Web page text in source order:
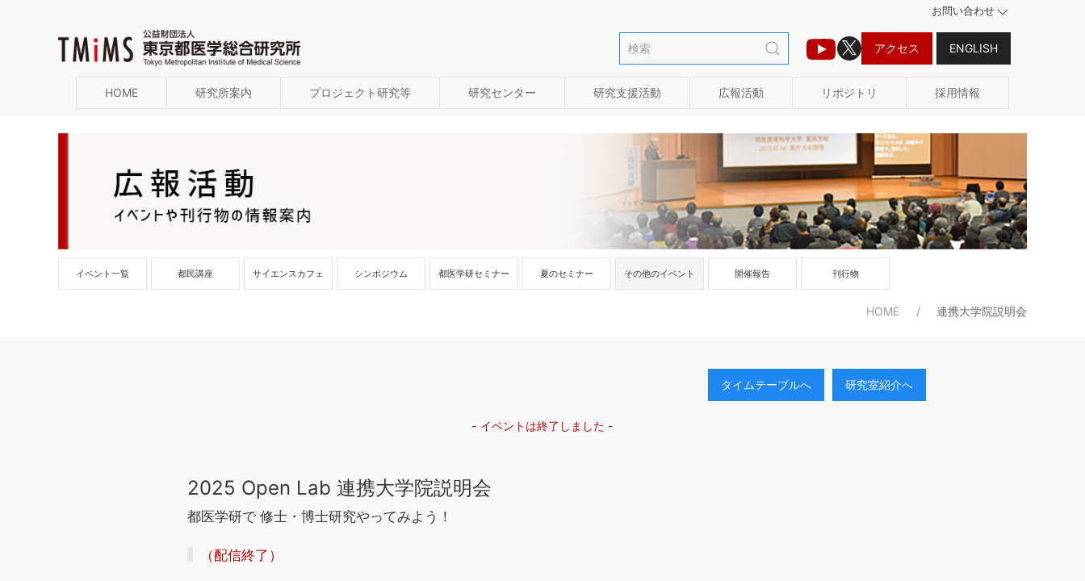
お問い合わせ
アクセス ENGLISH
HOME 研究所案内 プロジェクト研究等 研究センター 研究支援活動 広報活動 リポジトリ 採用情報
イベント一覧 都民講座 サイエンスカフェ シンポジウム 都医学研セミナー 夏のセミナー その他のイベント 開催報告 刊行物
HOME 連携大学院説明会
タイムテーブルへ 研究室紹介へ
- イベントは終了しました -
2025 Open Lab 連携大学院説明会
都医学研で 修士・博士研究やってみよう！
（配信終了）